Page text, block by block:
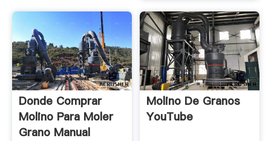
Donde Comprar
Molino Para Moler
Grano Manual
Molino De Granos
YouTube